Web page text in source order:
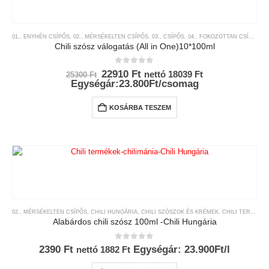
01., ENYHÉN CSÍPŐS 02., MÉRSÉKELTEN CSÍPŐS 03., CSÍPŐS 04., FOKOZOTTAN CSÍPŐS
Chili szósz válogatás (All in One)10*100ml
0az 5-ből
25300Ft Original
price
was:
25300 Ft.
22910 FtCurrent
price
nettó 18039 Ft
Egységár:23.800Ft/csomag
KOSÁRBA TESZEM
02., MÉRSÉKELTEN CSÍPŐS, CHILI HUNGÁRIA, CHILI SZÓSZOK ÉS KRÉMEK, CHILI TERMÉKEK
Alabárdos chili szósz 100ml -Chili Hungária
0 az 5-ből
2390 Ft nettó 1882 Ft Egységár: 23.900Ft/l